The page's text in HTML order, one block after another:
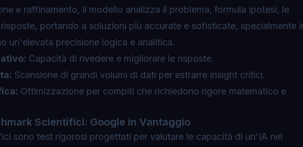
e raffinamento, il modello analizza il problema, formula ipotesi, le
portando a soluzioni più accurate e sofisticate, specialmente
un'elevata precisione logica e analitica.
Capacità di rivedere e migliorare le risposte.
Scansione di grandi volumi di dati per estrarre insight critici.
Ottimizzazione per compiti che richiedono rigore matematico e
Scientifici: Google in Vantaggio
sono test rigorosi progettati per valutare le capacità di un'IA nel